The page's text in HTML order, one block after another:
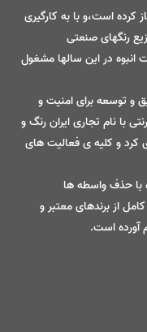
رنگ فعالیت خود را از سال 1370 آغاز کرده است،و با به کارگیری
رنگهای صنعتی
انبوه در این سالها مشغول
و توسعه برای امنیت و
با نام تجاری ایران رنگ و
کرد و کلیه ی فعالیت های
با حذف واسطه ها
از برندهای معتبر و
آورده است.